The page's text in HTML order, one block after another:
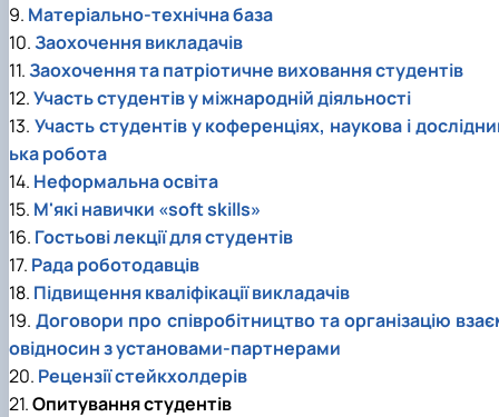
9. Матеріально-технічна база
10.Заохочення викладачів
11.Заохочення та патріотичне виховання студентів
12.Участь студентів у міжнародній діяльності
13. Участь студентів у коференціях, наукова і
ька робота
14. Неформальна освіта
15. М'які навички «soft skills»
16. Гостьові лекції для студентів
17. Рада роботодавців
18. Підвищення кваліфікації викладачів
19.Договори про співробітництво та організацію
овідносин з установами-партнерами
20. Рецензії стейкхолдерів
21.Опитування студентів